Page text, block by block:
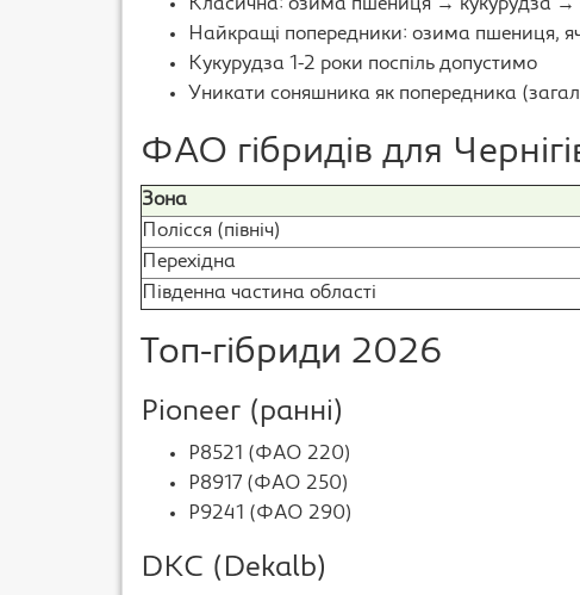
Класична: озима пшениця → кукурудза →
Найкращі попередники: озима пшениця,
Кукурудза 1-2 роки поспіль допустимо
Уникати соняшника як попередника
ФАО гібридів для
Зона
Полісся (північ)
Перехідна
Південна частина області
Топ-гібриди 2026
Pioneer (ранні)
P8521 (ФАО 220)
P8917 (ФАО 250)
P9241 (ФАО 290)
DKC (Dekalb)